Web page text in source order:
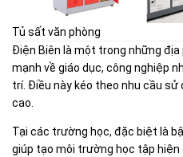
Tủ sất văn phòng
Điện Biên là một trong những
mạnh về giáo dục, công nghiệp
trí. Điều này kéo theo nhu cầu
cao.
Tại các trường học, đặc biệt là
giúp tạo môi trường học tập hiện